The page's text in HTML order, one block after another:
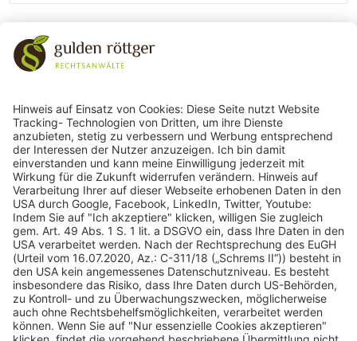
gulden röttger rechtsanwälte
gulden röttger rechtsanwälte
Jean-Pierre-Jungels-Str.10
55126 Mainz
06131 240950
anfrage@ggr-law.com